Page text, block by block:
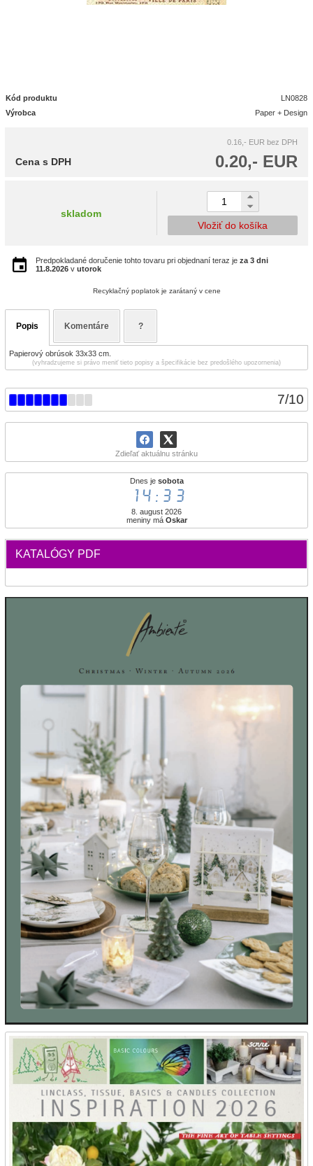
7/10
Zdieľať aktuálnu stránku
Dnes je sobota
14:33
8. august 2026
meniny má Oskar
KATALÓGY PDF
Kód produktu
LN0828
Výrobca
Paper + Design
0.16,- EUR bez DPH
0.20,- EUR
Cena s DPH
skladom
Vložiť do košíka
Predpokladané doručenie tohto tovaru pri objednaní teraz je za 3 dni
11.8.2026 v utorok
Recyklačný poplatok je zarátaný v cene
Popis Komentáre ?
Papierový obrúsok 33x33 cm.
(vyhradzujeme si právo meniť tieto popisy a špecifikácie bez predošlého upozornenia)